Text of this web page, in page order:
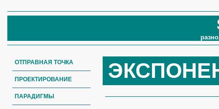
ОТПРАВНАЯ ТОЧКА
ПРОЕКТИРОВАНИЕ
ПАРАДИГМЫ